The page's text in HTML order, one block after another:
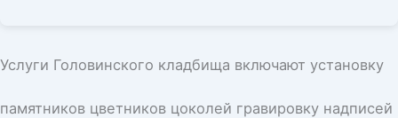
Услуги Головинского кладбища включают установку
памятников цветников цоколей гравировку надписей